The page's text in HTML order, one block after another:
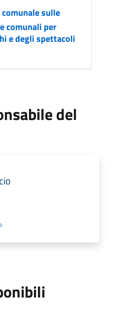
sulle
comunali per
e degli spettacoli
del